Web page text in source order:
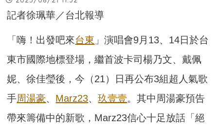
記者徐珮華／台北報導
「嗨！出發吧來台東 」演唱會9月13、14日於台
東市國際地標登場，繼首波卡司楊乃文、戴佩
妮、徐佳瑩後，今（21）日再公布3組超人氣歌
手周湯豪、 Marz23、玖壹壹。其中周湯豪預告
帶來籌備中的新歌，Marz23信心十足放話「絕